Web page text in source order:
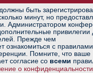
быть
минут, но
Администратором
привилегии
Прежде чем
ознакомиться с
Помните, что ваше
согласие со всеми
о конфиденциальности